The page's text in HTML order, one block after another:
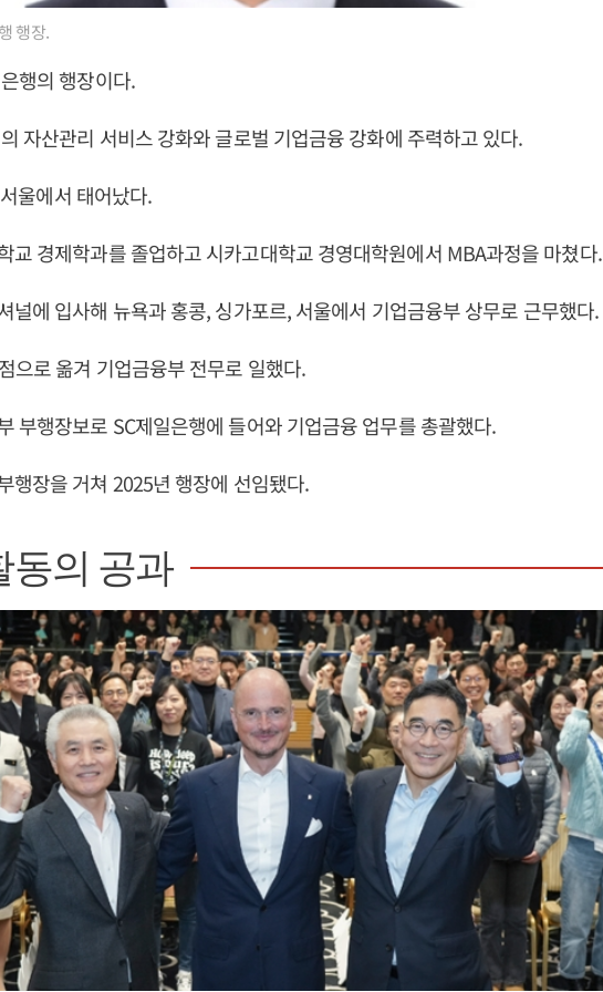
행장.
행의 행장이다.
자산관리 서비스 강화와 글로벌 기업금융 강화에 주력하고 있다.
울에서 태어났다.
교 경제학과를 졸업하고 시카고대학교 경영대학원에서 MBA과정을 마쳤다.
널에 입사해 뉴욕과 홍콩, 싱가포르, 서울에서 기업금융부 상무로 근무했다.​
으로 옮겨 기업금융부 전무로 일했다.​
부행장보로 SC제일은행에 들어와 기업금융 업무를 총괄했다.​
행장을 거쳐 2025년 행장에 선임됐다.
동의 공과